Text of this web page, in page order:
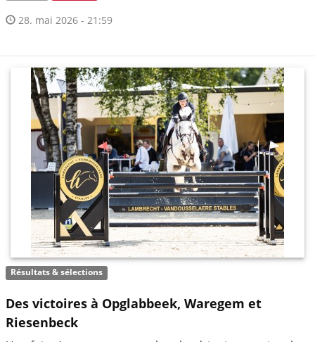
28. mai 2026 - 21:59
Résultats & sélections
Des victoires à Opglabbeek, Waregem et
Riesenbeck